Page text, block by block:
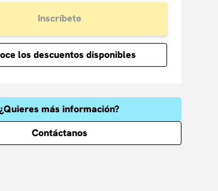
Inscríbete
los descuentos disponibles
¿Quieres más información?
Contáctanos